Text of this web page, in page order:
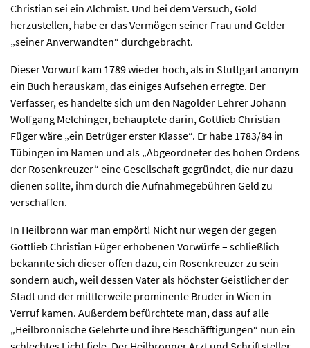
Christian sei ein Alchmist. Und bei dem Versuch, Gold
herzustellen, habe er das Vermögen seiner Frau und Gelder
„seiner Anverwandten“ durchgebracht.
Dieser Vorwurf kam 1789 wieder hoch, als in Stuttgart anonym
ein Buch herauskam, das einiges Aufsehen erregte. Der
Verfasser, es handelte sich um den Nagolder Lehrer Johann
Wolfgang Melchinger, behauptete darin, Gottlieb Christian
Füger wäre „ein Betrüger erster Klasse“. Er habe 1783/84 in
Tübingen im Namen und als „Abgeordneter des hohen Ordens
der Rosenkreuzer“ eine Gesellschaft gegründet, die nur dazu
dienen sollte, ihm durch die Aufnahmegebühren Geld zu
verschaffen.
In Heilbronn war man empört! Nicht nur wegen der gegen
Gottlieb Christian Füger erhobenen Vorwürfe – schließlich
bekannte sich dieser offen dazu, ein Rosenkreuzer zu sein –
sondern auch, weil dessen Vater als höchster Geistlicher der
Stadt und der mittlerweile prominente Bruder in Wien in
Verruf kamen. Außerdem befürchtete man, dass auf alle
„Heilbronnische Gelehrte und ihre Beschäfftigungen“ nun ein